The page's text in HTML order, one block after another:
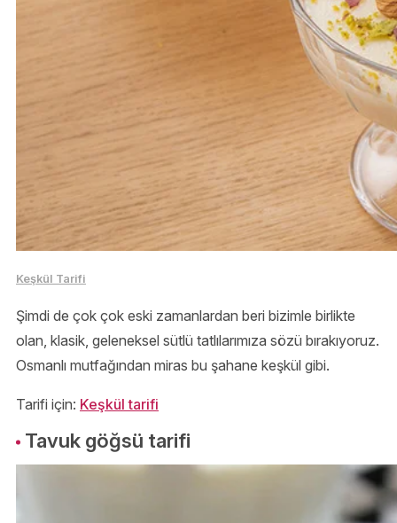
Keşkül Tarifi
Şimdi de çok çok eski zamanlardan beri bizimle birlikte
olan, klasik, geleneksel sütlü tatlılarımıza sözü bırakıyoruz.
Osmanlı mutfağından miras bu şahane keşkül gibi.
Tarifi için: Keşkül tarifi
Tavuk göğsü tarifi